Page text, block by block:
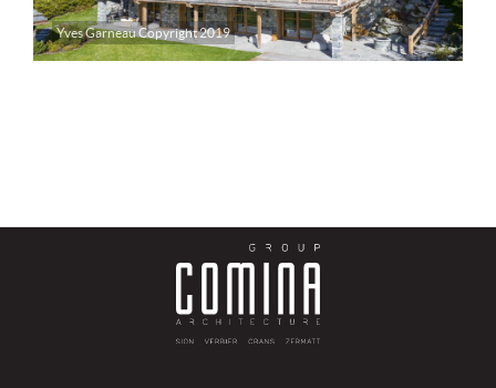
Yves Garneau Copyright 2019